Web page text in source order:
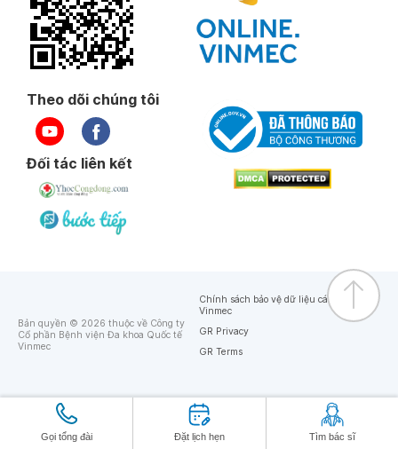
Gọi tổng đài Đặt lịch hẹn Tìm bác sĩ
Theo dõi chúng tôi
Đối tác liên kết
Bản quyền © 2026 thuộc về Công ty
Cổ phần Bệnh viện Đa khoa Quốc tế
Vinmec
Chính sách bảo vệ dữ liệu cá nhân của
Vinmec
GR Privacy
GR Terms